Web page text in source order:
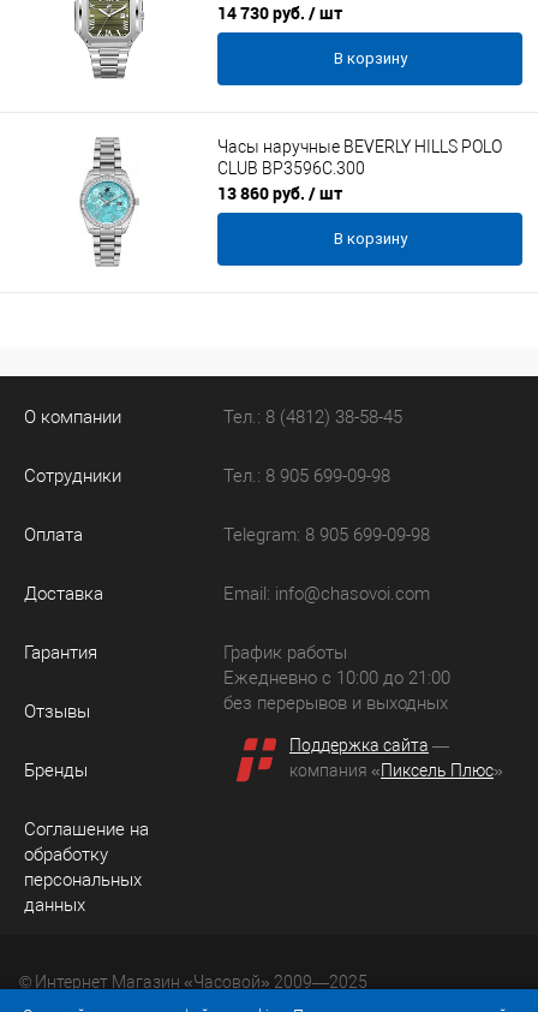
14 730 руб. / шт
В корзину
Часы наручные BEVERLY HILLS POLO
CLUB BP3596C.300
13 860 руб. / шт
В корзину
О компании
Сотрудники
Оплата
Доставка
Гарантия
Отзывы
Бренды
Соглашение на
обработку
персональных
данных
Тел.: 8 (4812) 38-58-45
Тел.: 8 905 699-09-98
Telegram: 8 905 699-09-98
Email: info@chasovoi.com
График работы
Ежедневно с 10:00 до 21:00
без перерывов и выходных
Поддержка сайта —
компания «Пиксель Плюс»
© Интернет Магазин «Часовой» 2009—2025
Юридический адрес: 214036 Россия, г. Смоленск, ул.